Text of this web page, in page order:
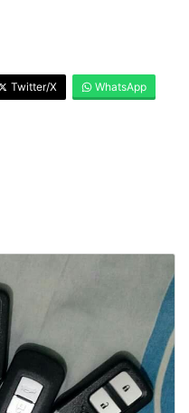
Twitter/X WhatsApp